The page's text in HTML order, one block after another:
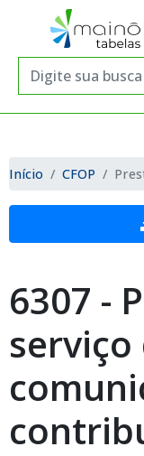
Início CFOP
6307 -
serviço